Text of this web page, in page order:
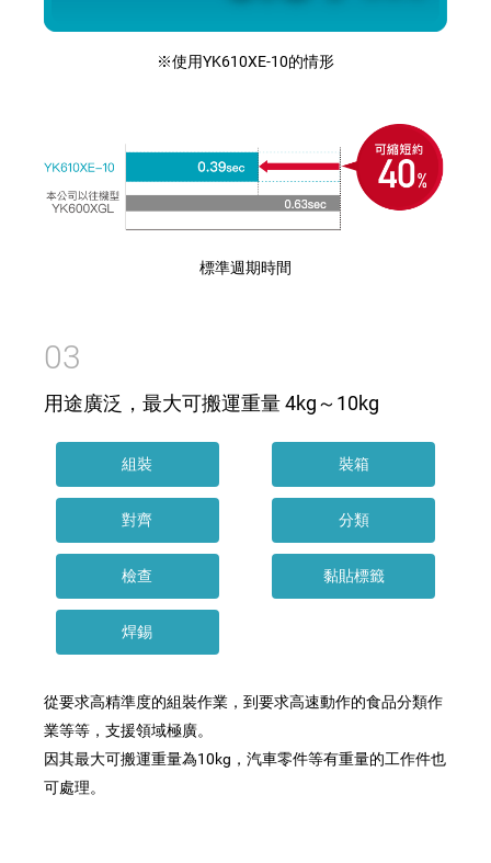
※使用YK610XE-10的情形
標準週期時間
03
用途廣泛，最大可搬運重量 4kg～10kg
組裝 裝箱
對齊 分類
檢查 黏貼標籤
焊錫
從要求高精準度的組裝作業，到要求高速動作的食品分類作
業等等，支援領域極廣。
因其最大可搬運重量為10kg，汽車零件等有重量的工作件也
可處理。